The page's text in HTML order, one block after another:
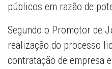
públicos em razão de
Segundo o Promotor de
realização do processo
contratação de empresa